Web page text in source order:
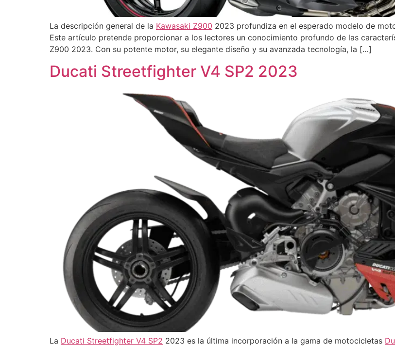
La descripción general de la Kawasaki Z900 2023 profundiza en el esperado modelo de
Este artículo pretende proporcionar a los lectores un conocimiento profundo de las
Z900 2023. Con su potente motor, su elegante diseño y su avanzada tecnología, la […]
Ducati Streetfighter V4 SP2 2023
La Ducati Streetfighter V4 SP2 2023 es la última incorporación a la gama de motocicletas